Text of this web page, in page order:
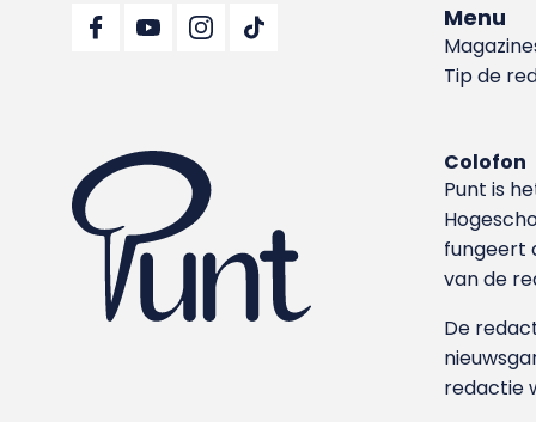
Menu
Tip de
Colofon
Punt is
fungeert
van de
De
redactie